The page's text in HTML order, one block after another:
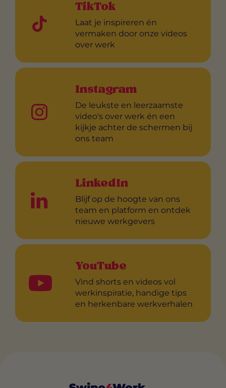
TikTok
Laat je inspireren én
vermaken door onze videos
over werk
Instagram
De leukste en leerzaamste
video's over werk én een
kijkje achter de schermen bij
ons team
LinkedIn
Blijf op de hoogte van ons
team en platform en ontdek
nieuwe werkgevers
YouTube
Vind shorts en videos vol
werkinspiratie, handige tips
en herkenbare werkverhalen